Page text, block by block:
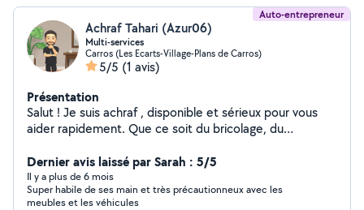
Auto-entrepreneur
Achraf Tahari (Azur06)
Multi-services
Carros (Les Ecarts-Village-Plans de Carros)
5/5 (1 avis)
Présentation
Salut ! Je suis achraf , disponible et sérieux pour vous
aider rapidement. Que ce soit du bricolage, du
m'adapte à vos besoins. Rapide, fiable et sympa, je fais
en sorte que tout se passe bien !
Dernier avis laissé par Sarah : 5/5
Il y a plus de 6 mois
Super habile de ses main et très précautionneux avec les
meubles et les véhicules